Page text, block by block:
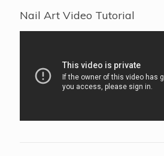
Nail Art Video Tutorial